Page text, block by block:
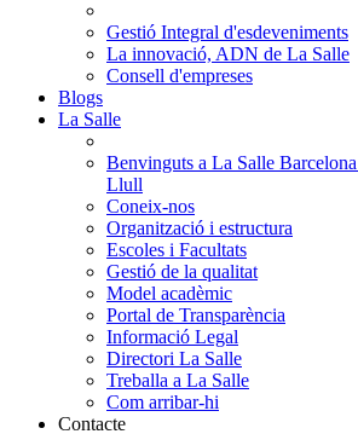
Gestió Integral d'esdeveniments
La innovació, ADN de La Salle
Consell d'empreses
Blogs
La Salle
Benvinguts a La Salle
Llull
Coneix-nos
Organització i estructura
Escoles i Facultats
Gestió de la qualitat
Model acadèmic
Portal de Transparència
Informació Legal
Directori La Salle
Treballa a La Salle
Com arribar-hi
Contacte